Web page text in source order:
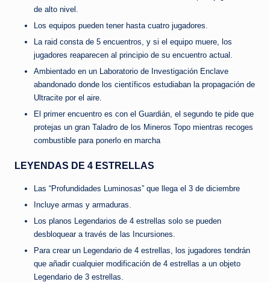
de alto nivel.
Los equipos pueden tener hasta cuatro jugadores.
La raid consta de 5 encuentros, y si el equipo muere, los
jugadores reaparecen al principio de su encuentro actual.
Ambientado en un Laboratorio de Investigación Enclave
abandonado donde los científicos estudiaban la propagación de
Ultracite por el aire.
El primer encuentro es con el Guardián, el segundo te pide que
protejas un gran Taladro de los Mineros Topo mientras recoges
combustible para ponerlo en marcha
LEYENDAS DE 4 ESTRELLAS
Las “Profundidades Luminosas” que llega el 3 de diciembre
Incluye armas y armaduras.
Los planos Legendarios de 4 estrellas solo se pueden
desbloquear a través de las Incursiones.
Para crear un Legendario de 4 estrellas, los jugadores tendrán
que añadir cualquier modificación de 4 estrellas a un objeto
Legendario de 3 estrellas.